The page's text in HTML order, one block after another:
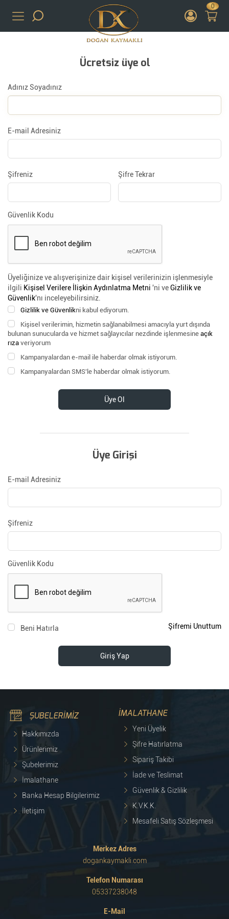
0
Ücretsiz üye ol
Adınız Soyadınız
E-mail Adresiniz
Şifreniz Şifre Tekrar
Güvenlik Kodu
Üyeliğinize ve alışverişinize dair kişisel verilerinizin işlenmesiyle
ilgili Kişisel Verilere İlişkin Aydınlatma Metni 'ni veGizlilik ve
Güvenlik'nı inceleyebilirsiniz.
Gizlilik ve Güvenlikni kabul ediyorum.
Kişisel verilerimin, hizmetin sağlanabilmesi amacıyla yurt dışında
bulunan sunucularda ve hizmet sağlayıcılar nezdinde işlenmesine açık
rıza veriyorum
Kampanyalardan e-mail ile haberdar olmak istiyorum.
Kampanyalardan SMS'le haberdar olmak istiyorum.
Üye Ol
Üye Girişi
E-mail Adresiniz
Şifreniz
Güvenlik Kodu
Beni Hatırla Şifremi Unuttum
Giriş Yap
ŞUBELERİMİZ
Hakkımızda
Ürünlerimiz
Şubelerimiz
İmalathane
Banka Hesap Bilgilerimiz
İletişim
İMALATHANE
Yeni Üyelik
Şifre Hatırlatma
Sipariş Takibi
İade ve Teslimat
Güvenlik & Gizlilik
K.V.K.K.
Mesafeli Satış Sözleşmesi
Merkez Adres
dogankaymakli.com
Telefon Numarası
05337238048
E-Mail